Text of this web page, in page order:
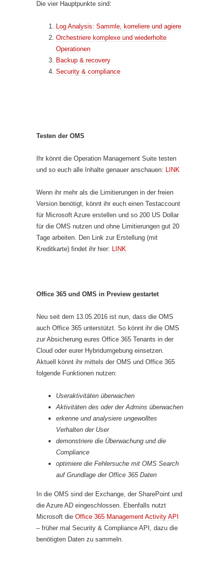
Die vier Hauptpunkte sind:
Log Analysis: Sammle, korreliere und agiere
Orchestriere komplexe und wiederholte
Operationen
Backup & recovery
Security & compliance
Testen der OMS
Ihr könnt die Operation Management Suite testen
und so euch alle Inhalte genauer anschauen: LINK
Wenn ihr mehr als die Limitierungen in der freien
Version benötigt, könnt ihr euch einen Testaccount
für Microsoft Azure erstellen und so 200 US Dollar
für die OMS nutzen und ohne Limitierungen gut 20
Tage arbeiten. Den Link zur Erstellung (mit
Kreditkarte) findet ihr hier: LINK
Office 365 und OMS in Preview gestartet
Neu seit dem 13.05.2016 ist nun, dass die OMS
auch Office 365 unterstützt. So könnt ihr die OMS
zur Absicherung eures Office 365 Tenants in der
Cloud oder eurer Hybridumgebung einsetzen.
Aktuell könnt ihr mittels der OMS und Office 365
folgende Funktionen nutzen:
Useraktivitäten überwachen
Aktivitäten des oder der Admins überwachen
erkenne und analysiere ungewolltes
Verhalten der User
demonstriere die Überwachung und die
Compliance
optimiere die Fehlersuche mit OMS Search
auf Grundlage der Office 365 Daten
In die OMS sind der Exchange, der SharePoint und
die Azure AD eingeschlossen. Ebenfalls nutzt
Microsoft die Office 365 Management Activity API
– früher mal Security & Compliance API, dazu die
benötigten Daten zu sammeln.